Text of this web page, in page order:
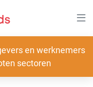
en werknemers
sectoren